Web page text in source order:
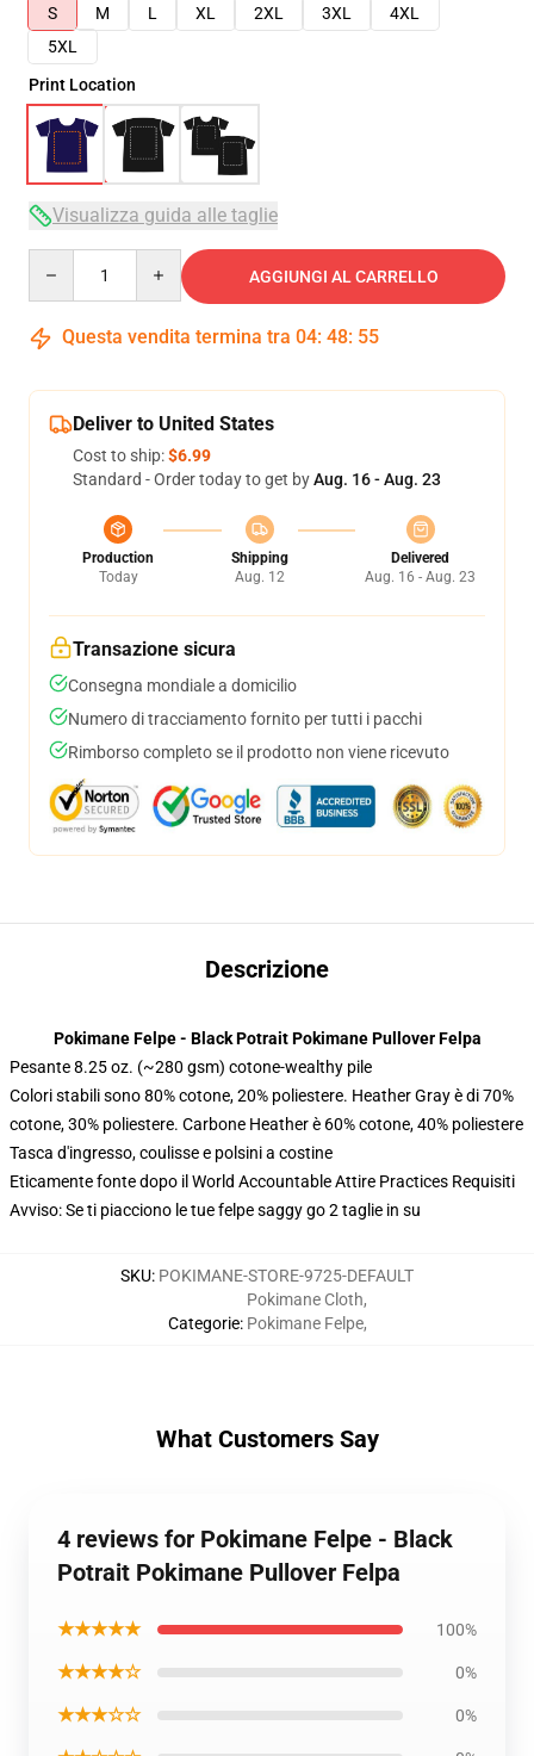
S
M L XL 2XL 3XL
4XL
5XL
Print Location
Visualizza guida alle taglie
AGGIUNGI AL CARRELLO
Questa vendita termina tra 04: 48: 54
Deliver to United States
Cost to ship:$6.99
Standard - Order today to get byAug. 16 - Aug. 23
Production
Today
Shipping
Aug. 12
Delivered
Aug. 16 - Aug. 23
Transazione sicura
Consegna mondiale a domicilio
Numero di tracciamento fornito per tutti i pacchi
Rimborso completo se il prodotto non viene ricevuto
Descrizione
Pokimane Felpe - Black Potrait Pokimane Pullover Felpa
Pesante 8.25 oz. (~280 gsm) cotone-wealthy pile
Colori stabili sono 80% cotone, 20% poliestere. Heather Gray è di 70%
cotone, 30% poliestere. Carbone Heather è 60% cotone, 40% poliestere
Tasca d'ingresso, coulisse e polsini a costine
Eticamente fonte dopo il World Accountable Attire Practices Requisiti
Avviso: Se ti piacciono le tue felpe saggy go 2 taglie in su
SKU: POKIMANE-STORE-9725-DEFAULT
Categorie:
Pokimane Cloth,
Pokimane Felpe,
What Customers Say
4 reviews for Pokimane Felpe - Black
Potrait Pokimane Pullover Felpa
★★★★★ 100%
★★★★☆ 0%
★★★☆☆ 0%